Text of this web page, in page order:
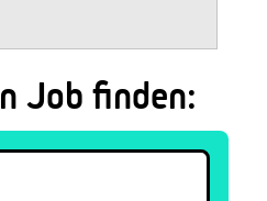
Job finden: